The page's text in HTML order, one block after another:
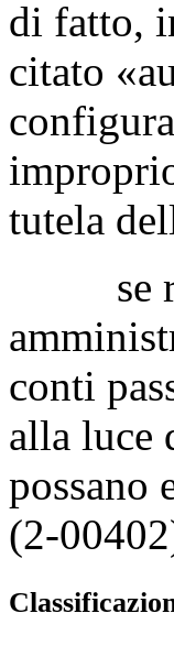
di fatto,
citato
tutela
se
conti
alla luce
possano
(2-